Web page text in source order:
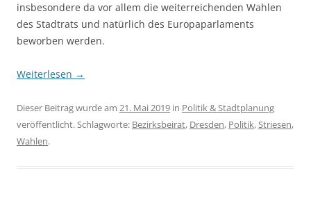
insbesondere da vor allem die weiterreichenden Wahlen
des Stadtrats und natürlich des Europaparlaments
beworben werden.
Weiterlesen →
Dieser Beitrag wurde am 21. Mai 2019 in Politik & Stadtplanung
veröffentlicht. Schlagworte: Bezirksbeirat, Dresden, Politik,Striesen,
Wahlen.